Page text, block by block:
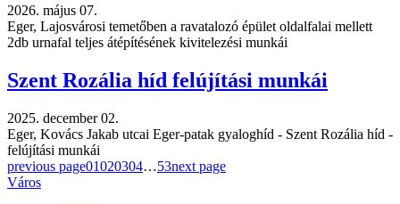
2026. május 07.
Eger, Lajosvárosi temetőben a ravatalozó épület oldalfalai mellett
2db urnafal teljes átépítésének kivitelezési munkái
Szent Rozália híd felújítási munkái
2025. december 02.
Eger, Kovács Jakab utcai Eger-patak gyaloghíd - Szent Rozália híd -
felújítási munkái
previous page01020304…53next page
Város